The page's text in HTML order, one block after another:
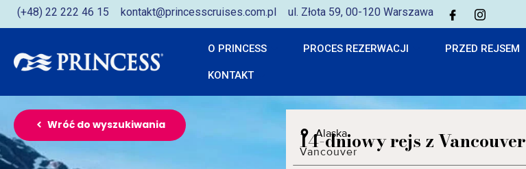
(+48) 22 222 46 15 kontakt@princesscruises.com.pl ul. Złota 59, 00-120 Warszawa
O PRINCESS PROCES REZERWACJI PRZED REJSEM
KONTAKT
Wróć do wyszukiwania
Alaska
14-dniowy rejs z Vancouver
Vancouver